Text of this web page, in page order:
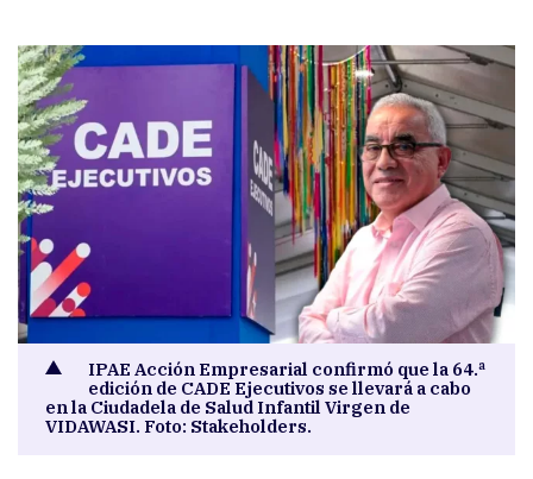
IPAE Acción Empresarial confirmó que la 64.ª
edición de CADE Ejecutivos se llevará a cabo
en la Ciudadela de Salud Infantil Virgen de
VIDAWASI. Foto: Stakeholders.